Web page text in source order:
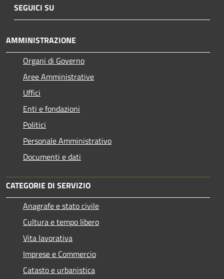
SEGUICI SU
AMMINISTRAZIONE
Organi di Governo
Aree Amministrative
Uffici
Enti e fondazioni
Politici
Personale Amministrativo
Documenti e dati
CATEGORIE DI SERVIZIO
Anagrafe e stato civile
Cultura e tempo libero
Vita lavorativa
Imprese e Commercio
Catasto e urbanistica